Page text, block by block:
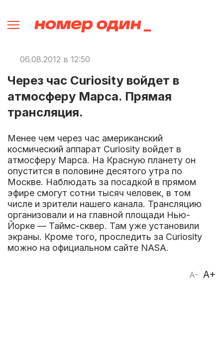
06.08.2012 в 12:50
Через час Curiosity войдет в
атмосферу Марса. Прямая
трансляция.
Менее чем через час американский
космический аппарат Curiosity войдет в
атмосферу Марса. На Красную планету он
опустится в половине десятого утра по
Москве. Наблюдать за посадкой в прямом
эфире смогут сотни тысяч человек, в том
числе и зрители нашего канала. Трансляцию
организовали и на главной площади Нью-
Йорке — Таймс-сквер. Там уже установили
экраны. Кроме того, проследить за Curiosity
можно на официальном сайте NASA.
A- A+